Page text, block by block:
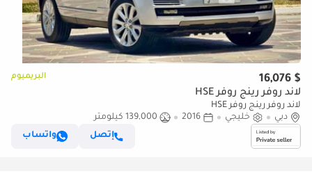
$ 16,076 البريميوم
لاند روفر رينج روفر HSE
لاند روفر رينج روفر HSE
دبي
خليجي 2016
139,000 كيلومتر
إتصل
واتساب